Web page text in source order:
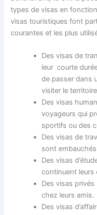
types de visas en
visas touristiques font
courantes et les plus
Des visas de
leur courte
de passer dans
visiter le
Des visas
voyageurs qui
sportifs ou des
Des visas de
sont
Des visas
continuent leurs
Des visas
chez leurs amis.
Des visas